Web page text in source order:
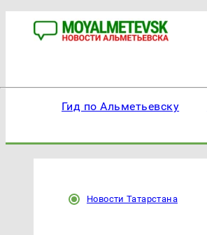
Гид по Альметьевску
Новости Татарстана